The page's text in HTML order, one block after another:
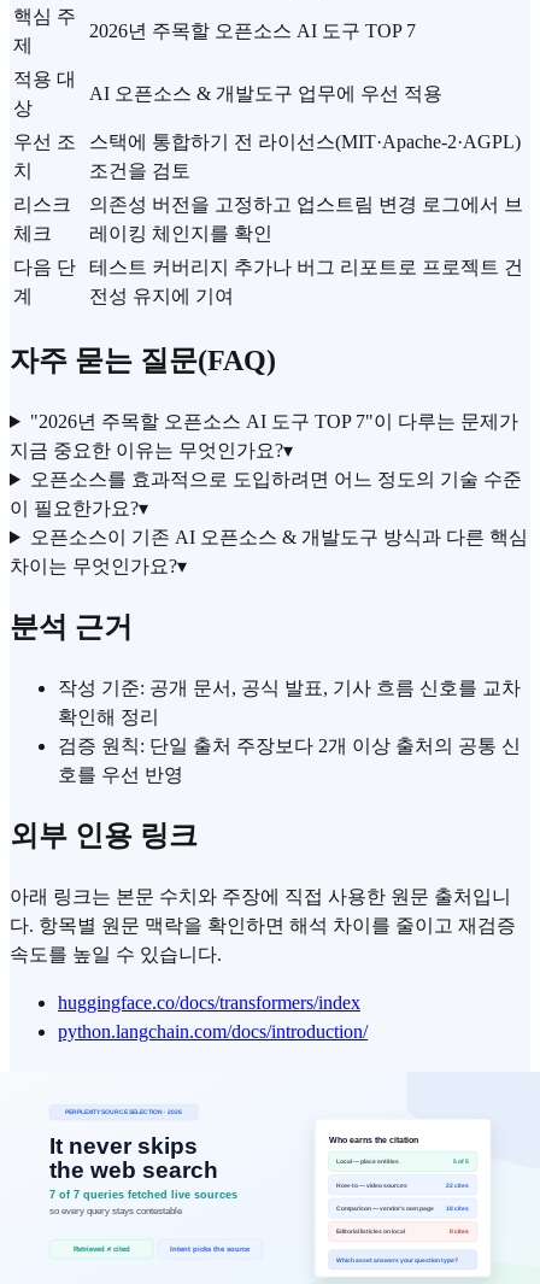
핵심 주
제
2026년 주목할 오픈소스 AI 도구 TOP 7
적용 대
상
AI 오픈소스 & 개발도구 업무에 우선 적용
우선 조
치
스택에 통합하기 전 라이선스(MIT·Apache-2·AGPL)
조건을 검토
리스크
체크
의존성 버전을 고정하고 업스트림 변경 로그에서 브
레이킹 체인지를 확인
다음 단
계
테스트 커버리지 추가나 버그 리포트로 프로젝트 건
전성 유지에 기여
자주 묻는 질문(FAQ)
"2026년 주목할 오픈소스 AI 도구 TOP 7"이 다루는 문제가
지금 중요한 이유는 무엇인가요?▾
오픈소스를 효과적으로 도입하려면 어느 정도의 기술 수준
이 필요한가요?▾
오픈소스이 기존 AI 오픈소스 & 개발도구 방식과 다른 핵심
차이는 무엇인가요?▾
분석 근거
작성 기준: 공개 문서, 공식 발표, 기사 흐름 신호를 교차
확인해 정리
검증 원칙: 단일 출처 주장보다 2개 이상 출처의 공통 신
호를 우선 반영
외부 인용 링크
아래 링크는 본문 수치와 주장에 직접 사용한 원문 출처입니
다. 항목별 원문 맥락을 확인하면 해석 차이를 줄이고 재검증
속도를 높일 수 있습니다.
huggingface.co/docs/transformers/index
python.langchain.com/docs/introduction/
ChatGPT·Perplexity·Gemini가 내 브랜드를 어떻게 답하는지 무
료로 확인해 보세요.